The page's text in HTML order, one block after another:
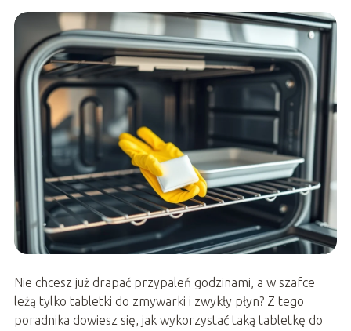
Nie chcesz już drapać przypaleń godzinami, a w szafce
leżą tylko tabletki do zmywarki i zwykły płyn? Z tego
poradnika dowiesz się, jak wykorzystać taką tabletkę do